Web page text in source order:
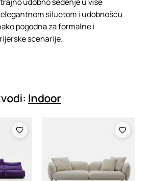
siluetom i udobnošću
pogodna za formalne i
scenarije.
Indoor